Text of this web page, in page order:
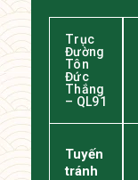
Trục
Đường
Tôn
Đức
Thắng
– QL91
Tuyến
tránh